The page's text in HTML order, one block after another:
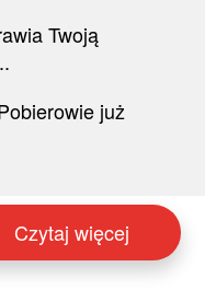
Twoją
już
Czytaj więcej